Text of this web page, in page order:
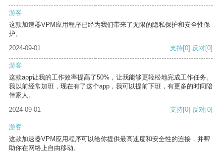
游客
这款加速器VPM应用程序已经为我们带来了无限的隐私保护和安全性保
护。
2024-09-01
支持[0] 反对[0]
游客
这款app让我的工作效率提高了50%，让我能够更轻松地完成工作任务。
我以前经常加班，现在有了这个app，我可以提前下班，有更多的时间陪
伴家人。
2024-09-01
支持[0] 反对[0]
游客
这款加速器VPM应用程序可以给你提供最高速度和安全性的连接，并帮
助你在网络上自由移动。